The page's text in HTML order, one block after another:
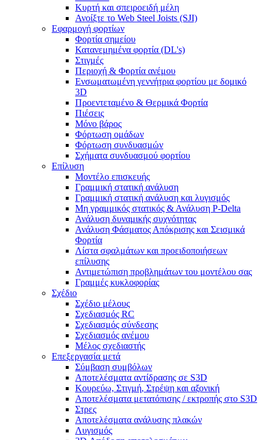
Κυρτή και σπειροειδή μέλη
Ανοίξτε το Web Steel Joists (SJI)
Εφαρμογή φορτίων
Φορτία σημείου
Κατανεμημένα φορτία (DL's)
Στιγμές
Περιοχή & Φορτία ανέμου
Ενσωματωμένη γεννήτρια φορτίου με δομικό
3D
Προεντεταμένο & Θερμικά Φορτία
Πιέσεις
Μόνο βάρος
Φόρτωση ομάδων
Φόρτωση συνδυασμών
Σχήματα συνδυασμού φορτίου
Επίλυση
Μοντέλο επισκευής
Γραμμική στατική ανάλυση
Γραμμική στατική ανάλυση και λυγισμός
Μη γραμμικός στατικός & Ανάλυση P-Delta
Ανάλυση δυναμικής συχνότητας
Ανάλυση Φάσματος Απόκρισης και Σεισμικά
Φορτία
Λίστα σφαλμάτων και προειδοποιήσεων
επίλυσης
Αντιμετώπιση προβλημάτων του μοντέλου σας
Γραμμές κυκλοφορίας
Σχέδιο
Σχέδιο μέλους
Σχεδιασμός RC
Σχεδιασμός σύνδεσης
Σχεδιασμός ανέμου
Μέλος σχεδιαστής
Επεξεργασία μετά
Σύμβαση συμβόλων
Αποτελέσματα αντίδρασης σε S3D
Κουρεύω, Στιγμή, Στρέψη και αξονική
Αποτελέσματα μετατόπισης / εκτροπής στο S3D
Στρες
Αποτελέσματα ανάλυσης πλακών
Λυγισμός